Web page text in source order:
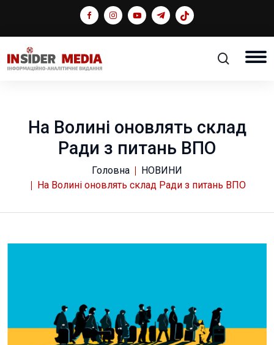
На Волині оновлять склад
Ради з питань ВПО
Головна
НОВИНИ
На Волині оновлять склад Ради з питань ВПО